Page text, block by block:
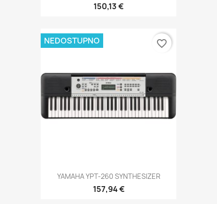
150,13 €
YAMAHA YPT-260 SYNTHESIZER
157,94 €
NEDOSTUPNO favorite_border